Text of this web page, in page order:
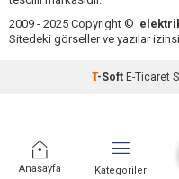
Anasayfa Kategoriler
2009 - 2025 Copyright ©
Sitedeki görseller ve yazılar
T-Soft E-Ticaret